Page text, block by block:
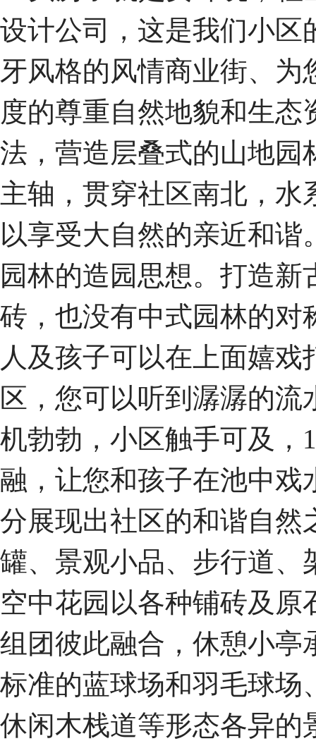
设计公司，这是我们小区
牙风格的风情商业街、
度的尊重自然地貌和生
法，营造层叠式的山地园
主轴，贯穿社区南北，
以享受大自然的亲近和
园林的造园思想。打造
砖，也没有中式园林的对
人及孩子可以在上面嬉
区，您可以听到潺潺的
机勃勃，小区触手可及，
融，让您和孩子在池中戏
分展现出社区的和谐自然
罐、景观小品、步行道、
空中花园以各种铺砖及原
组团彼此融合，休憩小亭
标准的蓝球场和羽毛球场
休闲木栈道等形态各异的